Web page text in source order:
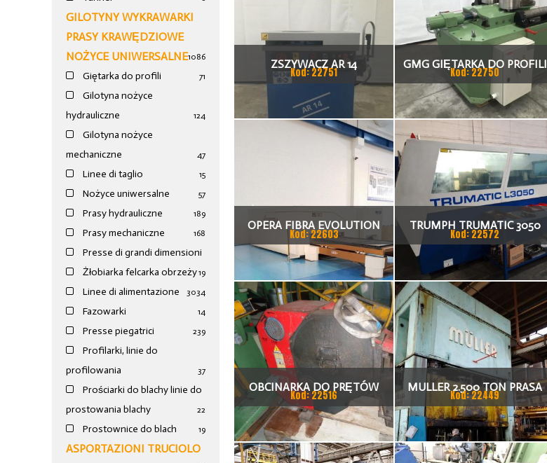
GILOTYNY WYKRAWARKI
PRASY KRAWĘDZIOWE
NOŻYCE UNIWERSALNE1086
Giętarka do profili 71
Gilotyna nożyce
hydrauliczne
124
Gilotyna nożyce
mechaniczne
47
Linee di taglio 15
Nożyce uniwersalne 57
Prasy hydrauliczne 189
Prasy mechaniczne 168
Presse di grandi dimensioni
19
Żłobiarka felcarka obrzeży
34
Linee di alimentazione 30
Fazowarki 14
Presse piegatrici 239
Profilarki, linie do
profilowania
37
Prościarki do blachy linie do
prostowania blachy
22
Prostownice do blach 19
ASPORTAZIONI TRUCIOLO
ZSZYWACZ AR 14
Kod: 22751
GMG GIĘTARKA DO PROFILI
Kod: 22750
OPERA FIBRA EVOLUTION
2500 X 8 LASER
Kod: 22603
TRUMPH TRUMATIC 3050
Kod: 22572
OBCINARKA DO PRĘTÓW
Kod: 22516
MULLER 2.500 TON PRASA
HYDRAULICZNA
Kod: 22449